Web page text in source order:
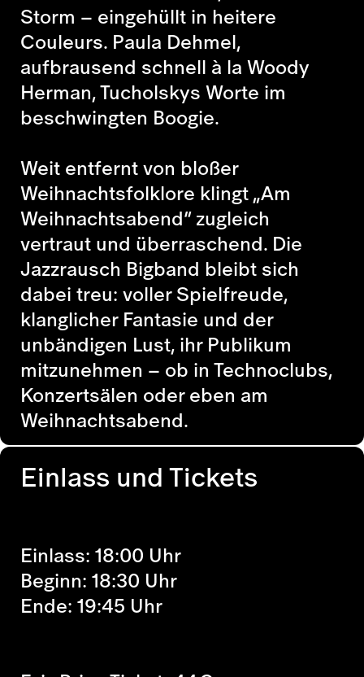
Storm – eingehüllt in heitere
Couleurs. Paula Dehmel,
aufbrausend schnell à la Woody
Herman, Tucholskys Worte im
beschwingten Boogie.
Weit entfernt von bloßer
Weihnachtsfolklore klingt „Am
Weihnachtsabend“ zugleich
vertraut und überraschend. Die
Jazzrausch Bigband bleibt sich
dabei treu: voller Spielfreude,
klanglicher Fantasie und der
unbändigen Lust, ihr Publikum
mitzunehmen – ob in Technoclubs,
Konzertsälen oder eben am
Weihnachtsabend.
Einlass und Tickets
Einlass: 18:00 Uhr
Beginn: 18:30 Uhr
Ende: 19:45 Uhr